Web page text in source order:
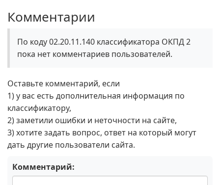
Комментарии
По коду 02.20.11.140 классификатора ОКПД 2
пока нет комментариев пользователей.
Оставьте комментарий, если
1) у вас есть дополнительная информация по
классификатору,
2) заметили ошибки и неточности на сайте,
3) хотите задать вопрос, ответ на который могут
дать другие пользователи сайта.
Комментарий: